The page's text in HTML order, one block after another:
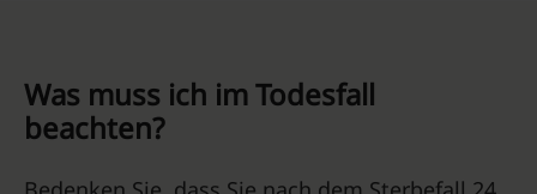
Was muss ich im Todesfall
beachten?